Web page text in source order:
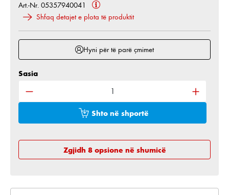
Art.-Nr. 05357940041
Shfaq detajet e plota të produktit
Hyni për të parë çmimet
Sasia e produktit: Shkruani sasinë e dëshiruar
Sasia
Shto në shportë
Zgjidh 8 opsione në shumicë